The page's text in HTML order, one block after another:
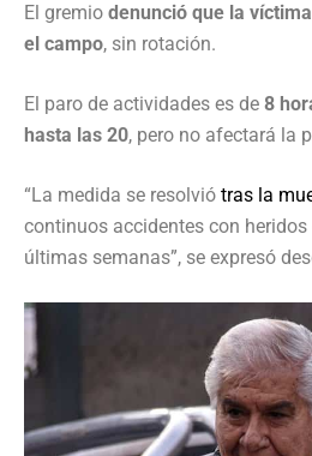
El gremio denunció que la
el campo, sin rotación.
El paro de actividades es de 8
hasta las 20, pero no afectará la
“La medida se resolvió tras la
continuos accidentes con
últimas semanas”, se expresó